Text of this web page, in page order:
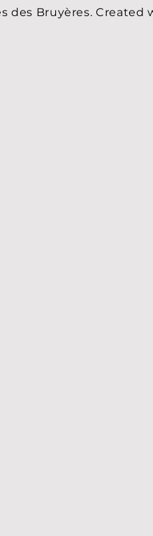
des Bruyères. Created